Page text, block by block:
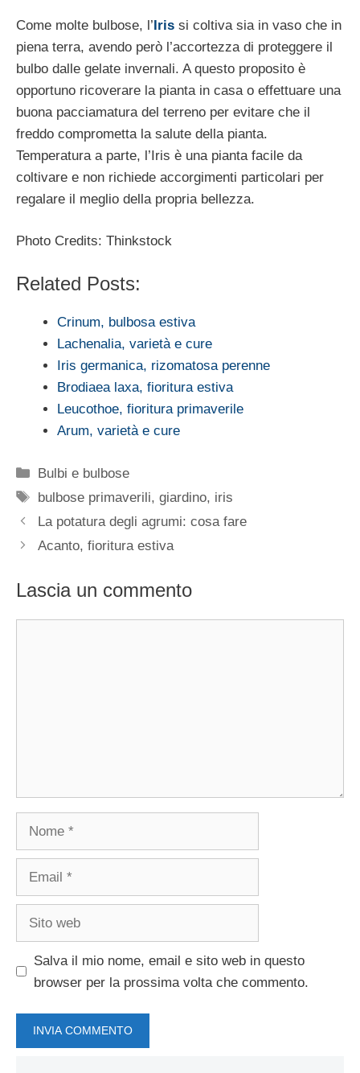
Come molte bulbose, l’Iris si coltiva sia in vaso che in
piena terra, avendo però l’accortezza di proteggere il
bulbo dalle gelate invernali. A questo proposito è
opportuno ricoverare la pianta in casa o effettuare una
buona pacciamatura del terreno per evitare che il
freddo comprometta la salute della pianta.
Temperatura a parte, l’Iris è una pianta facile da
coltivare e non richiede accorgimenti particolari per
regalare il meglio della propria bellezza.
Photo Credits: Thinkstock
Related Posts:
Crinum, bulbosa estiva
Lachenalia, varietà e cure
Iris germanica, rizomatosa perenne
Brodiaea laxa, fioritura estiva
Leucothoe, fioritura primaverile
Arum, varietà e cure
Categorie
Bulbi e bulbose
Tag
bulbose primaverili,giardino, iris
La potatura degli agrumi: cosa fare
Acanto, fioritura estiva
Lascia un commento
Salva il mio nome, email e sito web in questo
browser per la prossima volta che commento.